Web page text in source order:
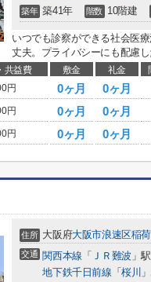
築年 築41年 階数 10階建
いつでも診察ができる社会医
丈夫。プライバシーにも配慮
共益費 敷金 礼金
円 0ヶ月 0ヶ月
円 0ヶ月 0ヶ月
円 0ヶ月 0ヶ月
住所 大阪府大阪市浪速区稲荷
交通 関西本線 「 ＪＲ難波 」
地下鉄千日前線 「桜川